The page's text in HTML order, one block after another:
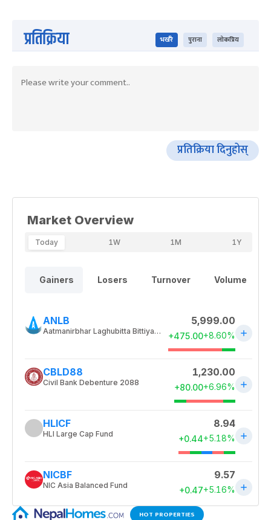
प्रतिक्रिया भर्खरै पुराना लोकप्रिय
प्रतिक्रिया दिनुहोस्
HOT PROPERTIES